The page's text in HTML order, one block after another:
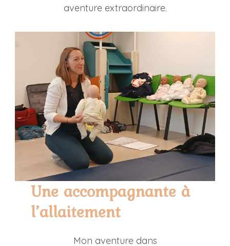
aventure extraordinaire.
Une accompagnante à
l’allaitement
Mon aventure dans